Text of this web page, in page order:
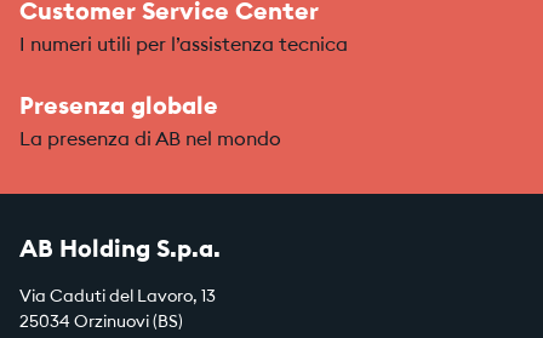
Customer Service Center
I numeri utili per l’assistenza tecnica
Presenza globale
La presenza di AB nel mondo
AB Holding S.p.a.
Via Caduti del Lavoro, 13
25034 Orzinuovi (BS)